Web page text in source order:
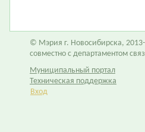
© Мэрия г. Новосибирска,
совместно с департаментом
Муниципальный портал
Техническая поддержка
Вход